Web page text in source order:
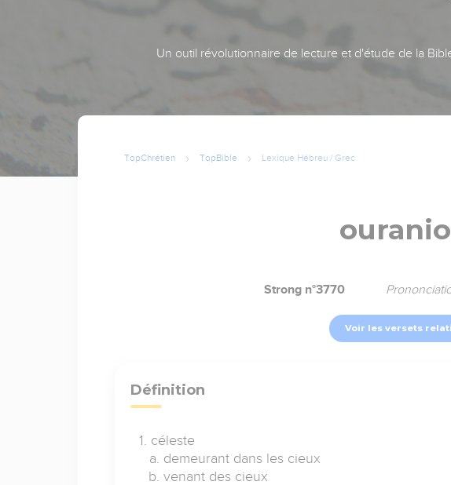
Un outil révolutionnaire de lecture et d'étude de la
TopChrétien TopBible Lexique Hébreu / Grec
Strong n°3770
Voir les versets
Définition
céleste
demeurant dans les cieux
venant des cieux